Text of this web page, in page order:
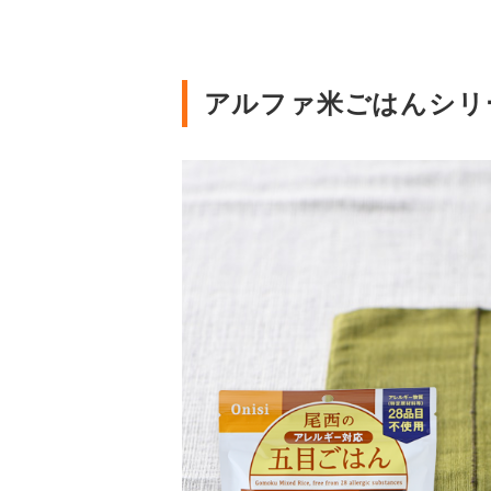
アルファ米ごはんシ